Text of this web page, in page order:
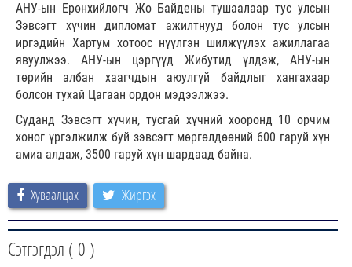
АНУ-ын Ерөнхийлөгч Жо Байдены тушаалаар тус улсын
Зэвсэгт хүчин дипломат ажилтнууд болон тус улсын
иргэдийн Хартум хотоос нүүлгэн шилжүүлэх ажиллагаа
явуулжээ. АНУ-ын цэргүүд Жибутид үлдэж, АНУ-ын
төрийн албан хаагчдын аюулгүй байдлыг хангахаар
болсон тухай Цагаан ордон мэдээлжээ.
Суданд Зэвсэгт хүчин, тусгай хүчний хооронд 10 орчим
хоног үргэлжилж буй зэвсэгт мөргөлдөөний 600 гаруй хүн
амиа алдаж, 3500 гаруй хүн шардаад байна.
Хуваалцах Жиргэх
Сэтгэгдэл ( 0 )